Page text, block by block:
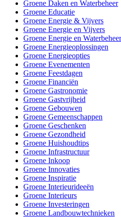
Groene Daken en Waterbeheer
Groene Educatie
Groene Energie & Vijvers
Groene Energie en Vijvers
Groene Energie en Waterbeheer
Groene Energieoplossingen
Groene Energieopties
Groene Evenementen
Groene Feestdagen
Groene Financiën
Groene Gastronomie
Groene Gastvrijheid
Groene Gebouwen
Groene Gemeenschappen
Groene Geschenken
Groene Gezondheid
Groene Huishoudtips
Groene Infrastructuur
Groene Inkoop
Groene Innovaties
Groene Inspiratie
Groene Interieurideeën
Groene Interieurs
Groene Investeringen
Groene Landbouwtechnieken